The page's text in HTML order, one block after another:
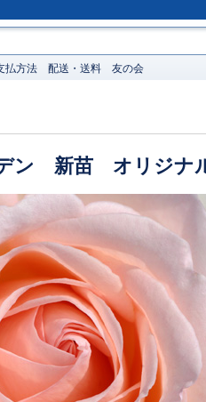
払方法 配送・送料 友の会
ン 新苗 オリジナ